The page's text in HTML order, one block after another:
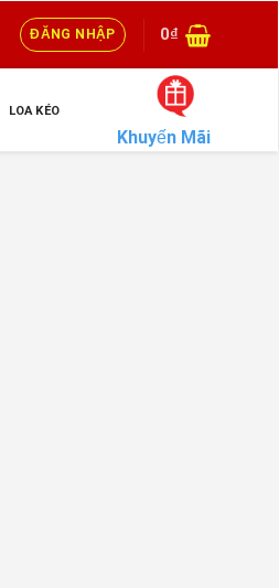
ĐĂNG NHẬP 0₫
LOA KÉO
Khuyến Mãi